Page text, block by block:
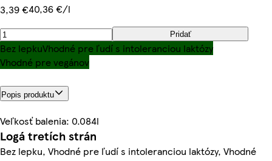
3,39 €40,36 €/l
Pridať
Bez lepkuVhodné pre ľudí s intoleranciou laktózy
Vhodné pre vegánov
Popis produktu
Veľkosť balenia: 0.084l
Logá tretích strán
Bez lepku, Vhodné pre ľudí s intoleranciou laktózy, Vhodné